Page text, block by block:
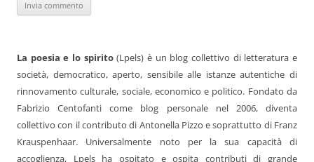
La poesia e lo spirito(Lpels) è un blog collettivo di letteratura e
società, democratico, aperto, sensibile alle istanze autentiche di
rinnovamento culturale, sociale, economico e politico. Fondato da
Fabrizio Centofanti come blog personale nel 2006, diventa
collettivo con il contributo di Antonella Pizzo e soprattutto di Franz
Krauspenhaar. Universalmente noto per la sua capacità di
accoglienza, Lpels ha ospitato e ospita contributi di grande